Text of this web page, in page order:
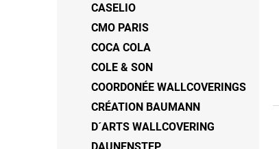
CASELIO
CMO PARIS
COCA COLA
COLE & SON
COORDONÉE WALLCOVERINGS
CRÉATION BAUMANN
D´ARTS WALLCOVERING